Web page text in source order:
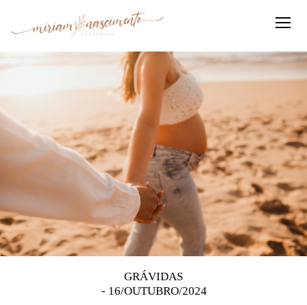
GRÁVIDAS
16/OUTUBRO/2024